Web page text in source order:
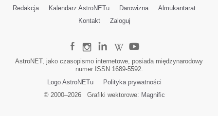
Redakcja Kalendarz AstroNETu Darowizna
Almukantarat
Kontakt
Zaloguj
AstroNET, jako czasopismo internetowe, posiada międzynarodowy
numer ISSN 1689-5592.
Logo AstroNETu
Polityka prywatności
© 2000–2026Grafiki wektorowe: Magnific